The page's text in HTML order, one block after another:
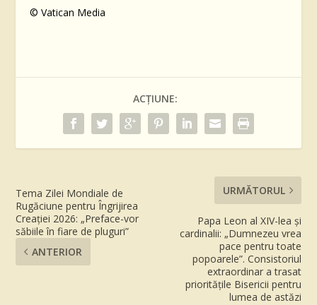
© Vatican Media
ACȚIUNE:
Tema Zilei Mondiale de
Rugăciune pentru Îngrijirea
Creației 2026: „Preface-vor
săbiile în fiare de pluguri”
ANTERIOR
URMĂTORUL
Papa Leon al XIV-lea și
cardinalii: „Dumnezeu vrea
pace pentru toate
popoarele”. Consistoriul
extraordinar a trasat
prioritățile Bisericii pentru
lumea de astăzi